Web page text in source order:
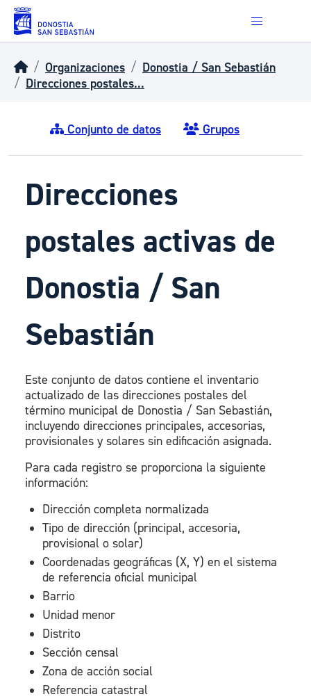
Skip to main content
Organizaciones
Donostia / San Sebastián
Direcciones postales...
Conjunto de datos Grupos
Direcciones
postales activas de
Donostia / San
Sebastián
Este conjunto de datos contiene el inventario
actualizado de las direcciones postales del
término municipal de Donostia / San Sebastián,
incluyendo direcciones principales, accesorias,
provisionales y solares sin edificación asignada.
Para cada registro se proporciona la siguiente
información:
Dirección completa normalizada
Tipo de dirección (principal, accesoria,
provisional o solar)
Coordenadas geográficas (X, Y) en el sistema
de referencia oficial municipal
Barrio
Unidad menor
Distrito
Sección censal
Zona de acción social
Referencia catastral